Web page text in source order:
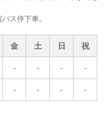
ス停下車。
金 土 日 祝
- - - -
- - - -